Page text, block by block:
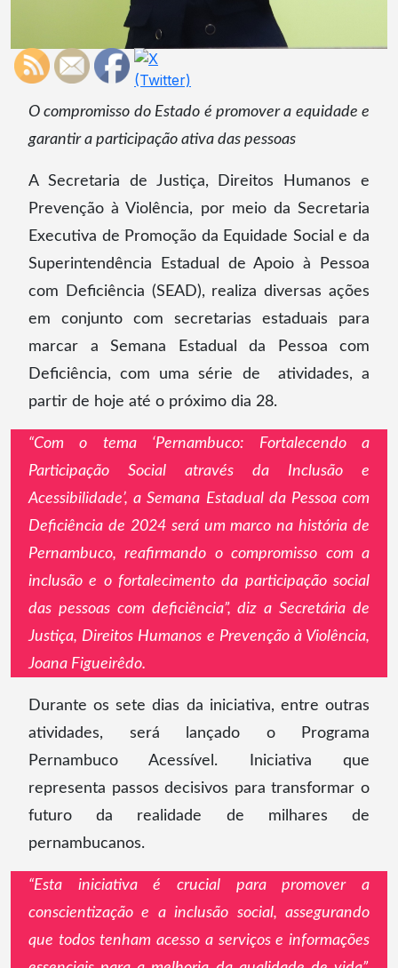
O compromisso do Estado é promover a equidade e
garantir a participação ativa das pessoas
A Secretaria de Justiça, Direitos Humanos e
Prevenção à Violência, por meio da Secretaria
Executiva de Promoção da Equidade Social e da
Superintendência Estadual de Apoio à Pessoa
com Deficiência (SEAD), realiza diversas ações
em conjunto com secretarias estaduais para
marcar a Semana Estadual da Pessoa com
Deficiência, com uma série de atividades, a
partir de hoje até o próximo dia 28.
“Com o tema ‘Pernambuco: Fortalecendo a
Participação Social através da Inclusão e
Acessibilidade’, a Semana Estadual da Pessoa com
Deficiência de 2024 será um marco na história de
Pernambuco, reafirmando o compromisso com a
inclusão e o fortalecimento da participação social
das pessoas com deficiência”, diz a Secretária de
Justiça, Direitos Humanos e Prevenção à Violência,
Joana Figueirêdo.
Durante os sete dias da iniciativa, entre outras
atividades, será lançado o Programa
Pernambuco Acessível. Iniciativa que
representa passos decisivos para transformar o
futuro da realidade de milhares de
pernambucanos.
“Esta iniciativa é crucial para promover a
conscientização e a inclusão social, assegurando
que todos tenham acesso a serviços e informações